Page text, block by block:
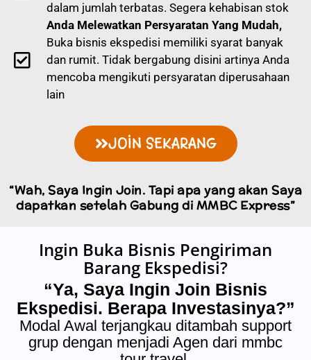
dalam jumlah terbatas. Segera kehabisan stok
Anda Melewatkan Persyaratan Yang Mudah,
Buka bisnis ekspedisi memiliki syarat banyak
dan rumit. Tidak bergabung disini artinya Anda
mencoba mengikuti persyaratan diperusahaan
lain
JOIN SEKARANG
“Wah, Saya Ingin Join. Tapi apa yang akan Saya
dapatkan setelah Gabung di MMBC Express”
Ingin Buka Bisnis Pengiriman
Barang Ekspedisi?
“Ya, Saya Ingin Join Bisnis
Ekspedisi. Berapa Investasinya?”
Modal Awal terjangkau ditambah support
grup dengan menjadi Agen dari mmbc